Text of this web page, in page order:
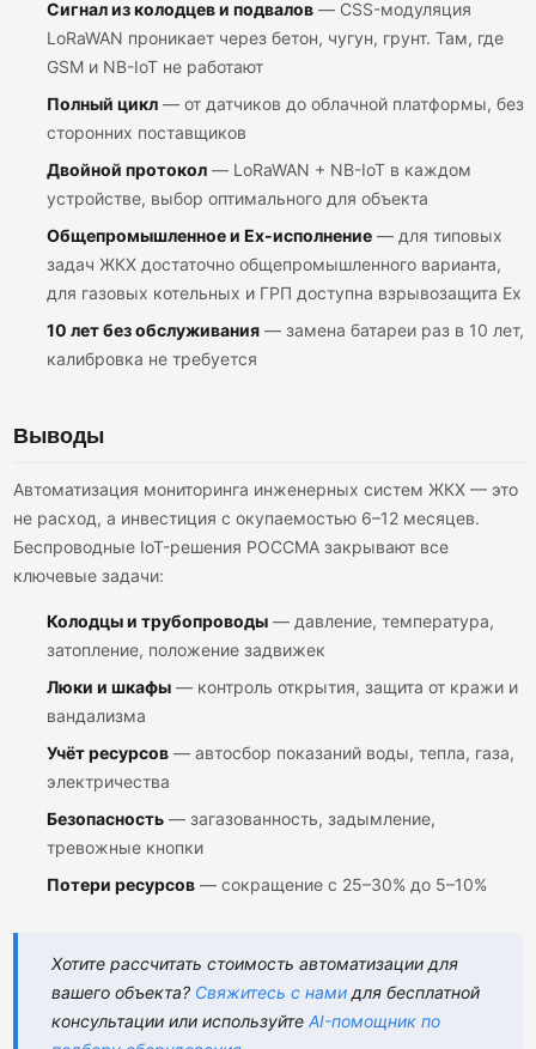
Сигнал из колодцев и подвалов— CSS-модуляция
LoRaWAN проникает через бетон, чугун, грунт. Там, где
GSM и NB-IoT не работают
Полный цикл— от датчиков до облачной платформы, без
сторонних поставщиков
Двойной протокол— LoRaWAN + NB-IoT в каждом
устройстве, выбор оптимального для объекта
Общепромышленное и Ex-исполнение— для типовых
задач ЖКХ достаточно общепромышленного варианта,
для газовых котельных и ГРП доступна взрывозащита Ex
10 лет без обслуживания— замена батареи раз в 10 лет,
калибровка не требуется
Выводы
Автоматизация мониторинга инженерных систем ЖКХ — это
не расход, а инвестиция с окупаемостью 6–12 месяцев.
Беспроводные IoT-решения РОССМА закрывают все
ключевые задачи:
Колодцы и трубопроводы— давление, температура,
затопление, положение задвижек
Люки и шкафы— контроль открытия, защита от кражи и
вандализма
Учёт ресурсов— автосбор показаний воды, тепла, газа,
электричества
Безопасность— загазованность, задымление,
тревожные кнопки
Потери ресурсов— сокращение с 25–30% до 5–10%
Хотите рассчитать стоимость автоматизации для
вашего объекта? Свяжитесь с намидля бесплатной
консультации или используйте AI-помощник по